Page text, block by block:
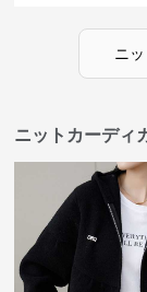
ニ
ニットカーディ